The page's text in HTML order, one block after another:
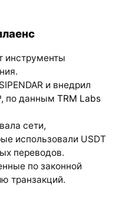
инструменты
и внедрил
по данным TRM Labs
сети,
использовали USDT
переводов.
по законной
транзакций.